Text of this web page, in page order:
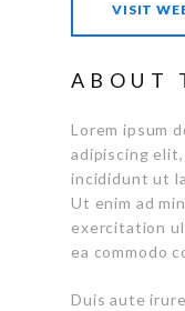
VISIT
ABOUT
Lorem ipsum
adipiscing
incididunt ut
Ut enim ad
exercitation
ea commodo
Duis aute